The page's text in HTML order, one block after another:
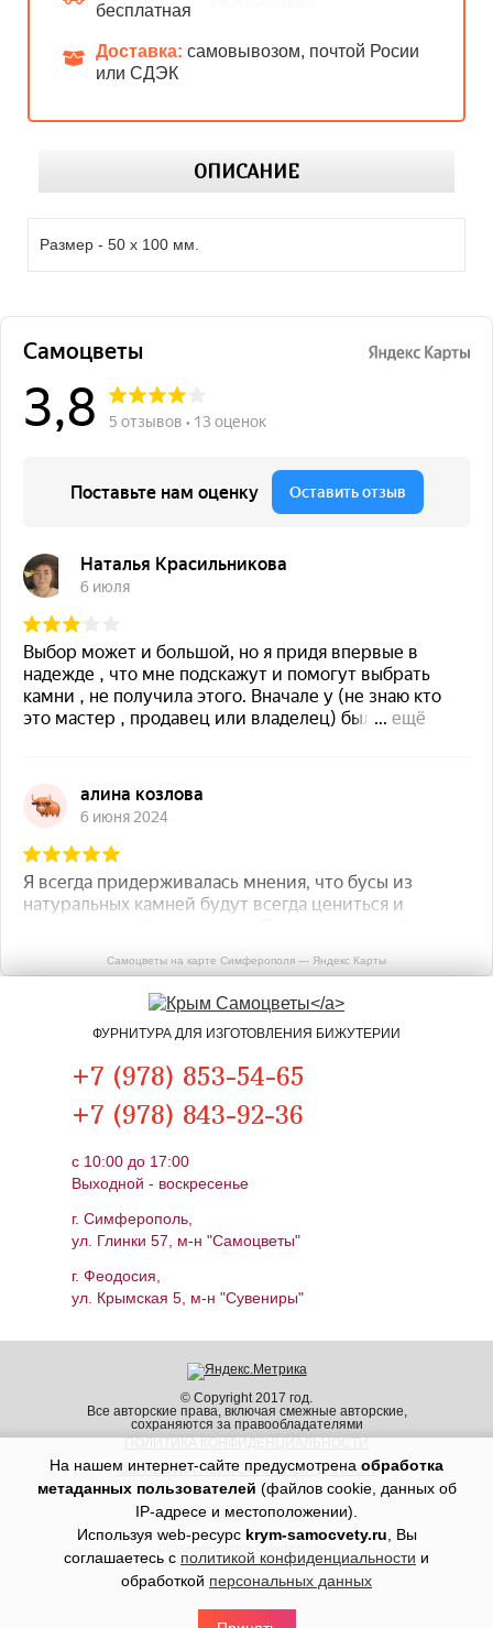
На нашем интернет-сайте предусмотрена обработка
метаданных пользователей (файлов cookie, данных об
IP-адресе и местоположении).
Используя web-ресурс krym-samocvety.ru , Вы
соглашаетесь с политикой конфиденциальности и
обработкой персональных данных
бесплатная
Доставка: самовывозом, почтой Росии
или СДЭК
ОПИСАНИЕ
Размер - 50 х 100 мм.
Самоцветы на карте Симферополя — Яндекс Карты
ФУРНИТУРА ДЛЯ ИЗГОТОВЛЕНИЯ БИЖУТЕРИИ
+7 (978) 853-54-65
+7 (978) 843-92-36
c 10:00 до 17:00
Выходной - воскресенье
г. Симферополь,
ул. Глинки 57, м-н "Самоцветы"
г. Феодосия,
ул. Крымская 5, м-н "Сувениры"
© Copyright 2017 год.
Все авторские права, включая смежные авторские,
сохраняются за правообладателями
ПОЛИТИКА КОНФИДЕНЦИАЛЬНОСТИ
ОБРАБОТКА ПЕРСОНАЛЬНЫХ ДАННЫХ
Создание сайтов Симферополь
Продвижение сайтов Симферополь Крым